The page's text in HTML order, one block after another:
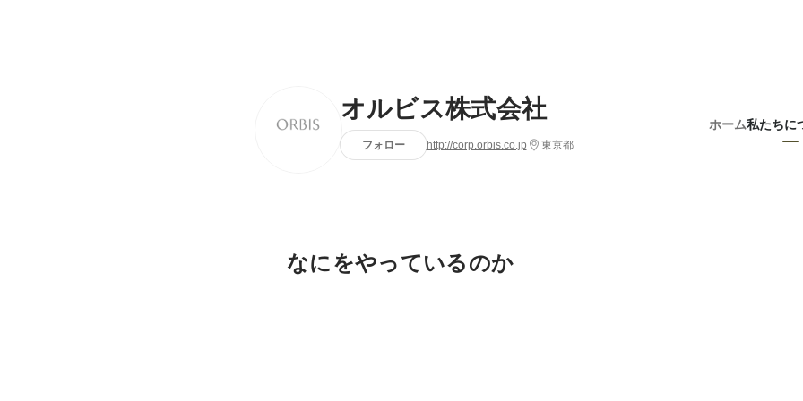
オルビス株式会社
フォロー http://corp.orbis.co.jp 東京都
ホーム私たちに
なにをやっているのか